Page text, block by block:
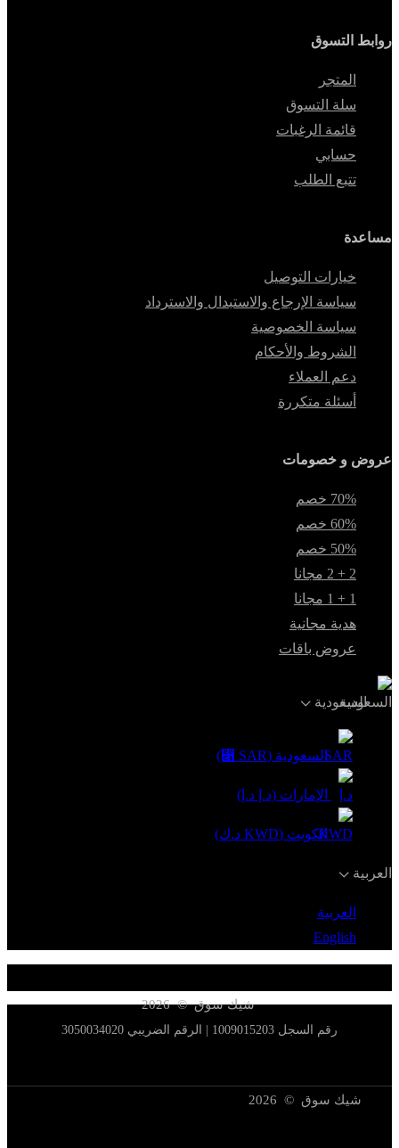
روابط التسوق
المتجر
سلة التسوق
قائمة الرغبات
حسابي
تتبع الطلب
مساعدة
خيارات التوصيل
سياسة الإرجاع والاستبدال والاسترداد
سياسة الخصوصية
الشروط والأحكام
دعم العملاء
أسئلة متكررة
عروض و خصومات
70% خصم
60% خصم
50% خصم
2 + 2 مجانا
1 + 1 مجانا
هدية مجانية
عروض باقات
السعودية
السعودية (SAR ⃁)
الإمارات (د.إ د.إ)
الكويت (KWD د.ك)
العربية
العربية
English
شيك سوق © 2026
رقم السجل 1009015203 | الرقم الضريبي 3050034020
شيك سوق © 2026